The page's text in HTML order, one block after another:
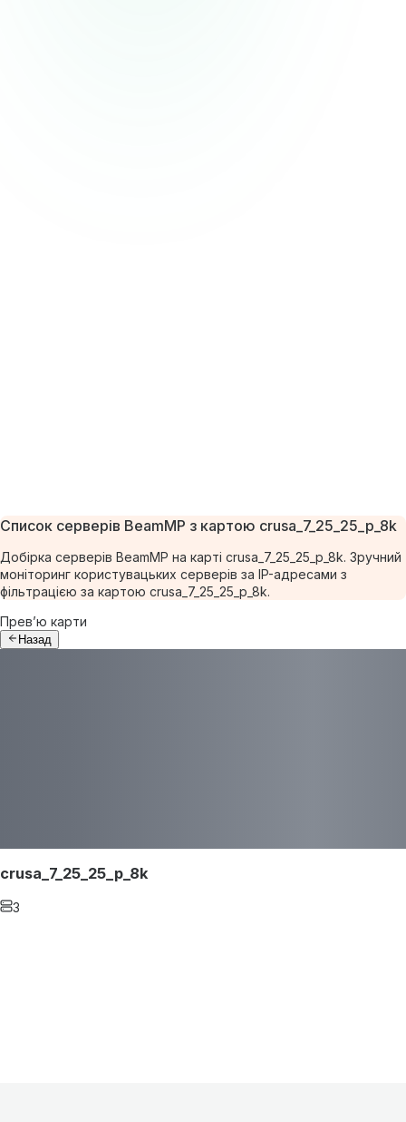
Список серверів BeamMP з картою crusa_7_25_25_p_8k
Добірка серверів BeamMP на карті crusa_7_25_25_p_8k. Зручний
моніторинг користувацьких серверів за IP-адресами з
фільтрацією за картою crusa_7_25_25_p_8k.
Прев’ю карти
Назад
crusa_7_25_25_p_8k
3